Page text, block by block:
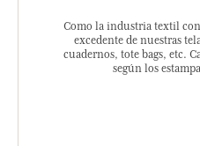
Como la industria textil
excedente de nuestras
cuadernos, tote bags, etc.
según los